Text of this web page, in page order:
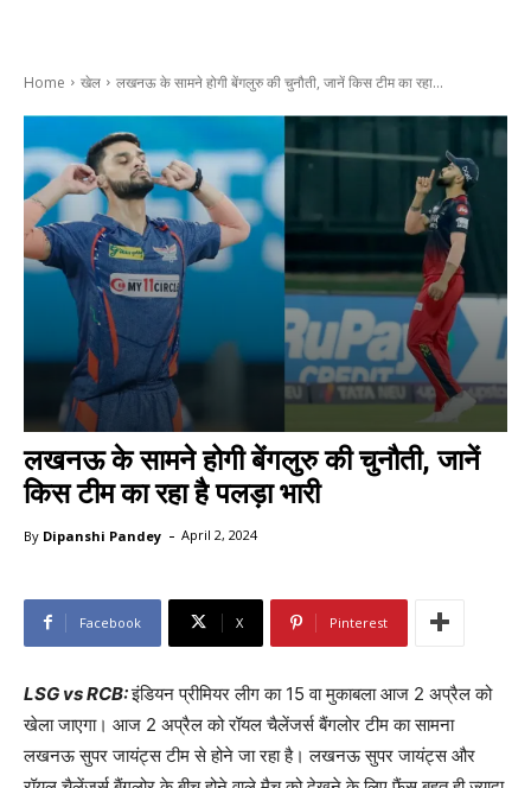
Home खेल लखनऊ के सामने होगी बेंगलुरु की चुनौती, जानें किस टीम का रहा...
लखनऊ के सामने होगी बेंगलुरु की चुनौती, जानें
किस टीम का रहा है पलड़ा भारी
By Dipanshi Pandey - April 2, 2024
Facebook X Pinterest
LSG vs RCB:इंडियन प्रीमियर लीग का 15 वा मुकाबला आज 2 अप्रैल को
खेला जाएगा। आज 2 अप्रैल को रॉयल चैलेंजर्स बैंगलोर टीम का सामना
लखनऊ सुपर जायंट्स टीम से होने जा रहा है। लखनऊ सुपर जायंट्स और